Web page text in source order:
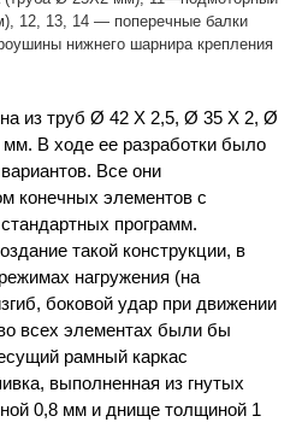
12, 13, 14 — поперечные балки
нижнего шарнира крепления
из труб Ø 42 X 2,5, Ø 35 X 2, Ø
В ходе ее разработки было
Все они
конечных элементов с
программ.
такой конструкции, в
нагружения (на
боковой удар при движении
всех элементах были бы
рамный каркас
выполненная из гнутых
0,8 мм и днище толщиной 1